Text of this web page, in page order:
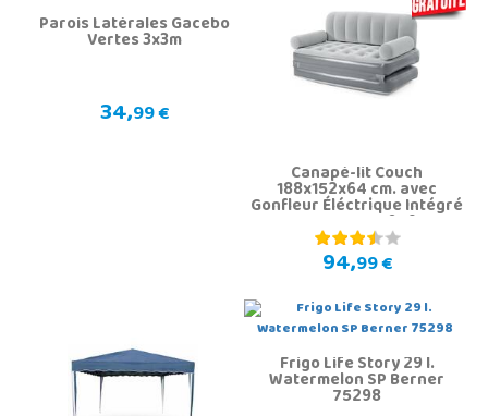
Parois Latérales Gacebo
Vertes 3x3m
34,99 €
Canapé-lit Couch
188x152x64 cm. avec
Gonfleur Éléctrique Intégré
Bestway 75079
94,99 €
Frigo Life Story 29 l.
Watermelon SP Berner
75298